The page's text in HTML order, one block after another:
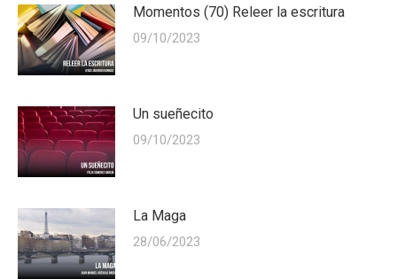
Momentos (70) Releer la escritura
09/10/2023
Un sueñecito
09/10/2023
La Maga
28/06/2023